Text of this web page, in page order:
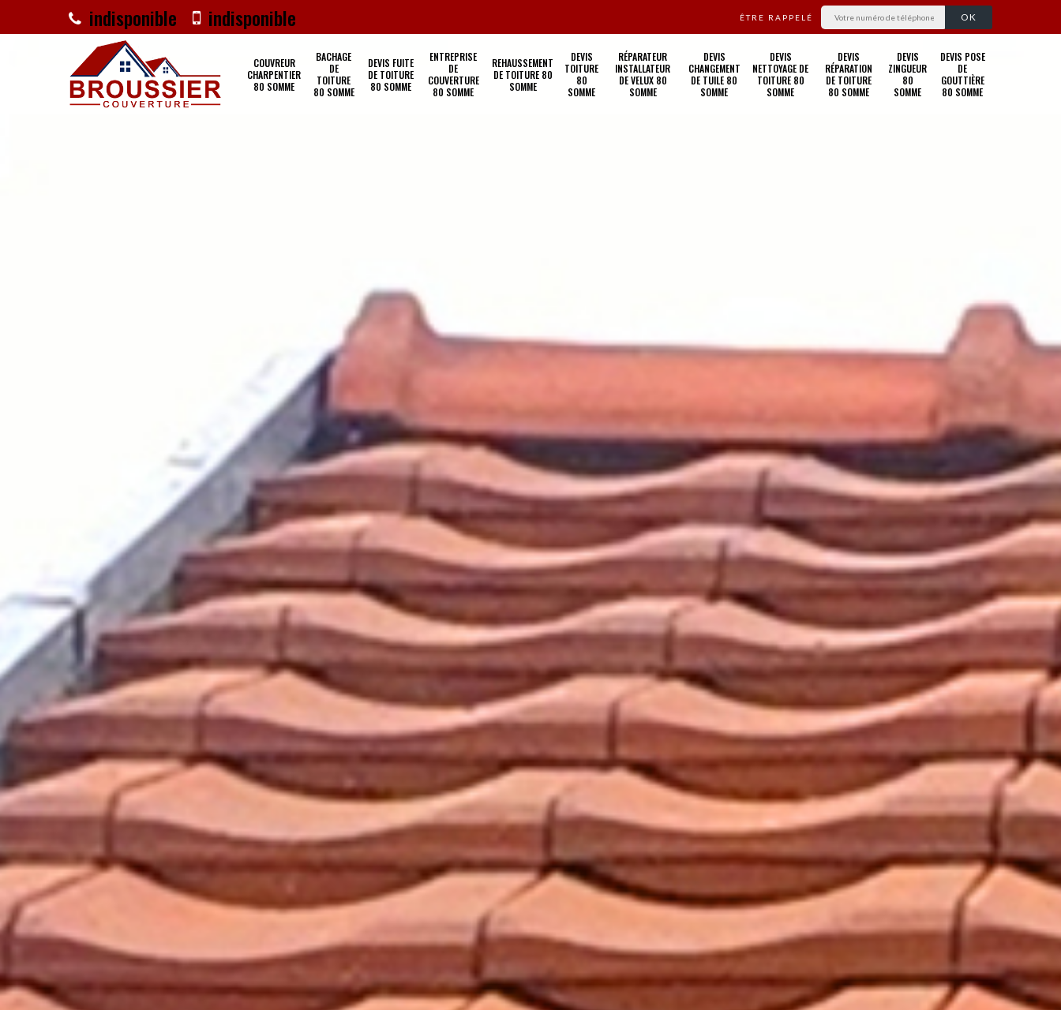
indisponible indisponible ÊTRE RAPPELÉ
COUVREUR
CHARPENTIER
80 SOMME
BACHAGE
DE
TOITURE
80 SOMME
DEVIS FUITE
DE TOITURE
80 SOMME
ENTREPRISE
DE
COUVERTURE
80 SOMME
REHAUSSEMENT
DE TOITURE 80
SOMME
DEVIS
TOITURE
80
SOMME
RÉPARATEUR
INSTALLATEUR
DE VELUX 80
SOMME
DEVIS
CHANGEMENT
DE TUILE 80
SOMME
DEVIS
NETTOYAGE DE
TOITURE 80
SOMME
DEVIS
RÉPARATION
DE TOITURE
80 SOMME
DEVIS
ZINGUEUR
80
SOMME
DEVIS POSE
DE
GOUTTIÈRE
80 SOMME